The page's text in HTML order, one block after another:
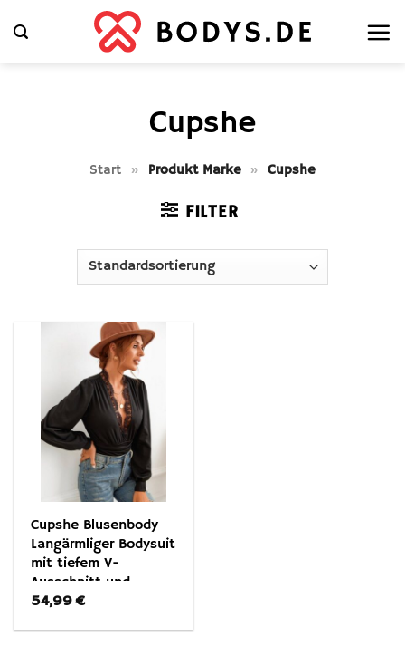
Inhalt
Cupshe
Start » Produkt Marke » Cupshe
FILTER
Cupshe Blusenbody
Langärmliger Bodysuit
mit tiefem V-
Ausschnitt und
Spitze
54,99€